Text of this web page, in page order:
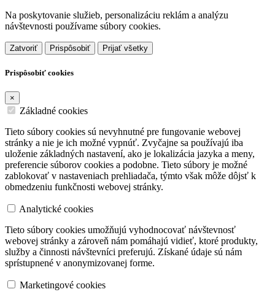
Na poskytovanie služieb, personalizáciu reklám a analýzu
návštevnosti používame súbory cookies.
Zatvoriť Prispôsobiť Prijať všetky
Prispôsobiť cookies
×
Základné cookies
Tieto súbory cookies sú nevyhnutné pre fungovanie webovej
stránky a nie je ich možné vypnúť. Zvyčajne sa používajú iba
uloženie základných nastavení, ako je lokalizácia jazyka a meny,
preferencie súborov cookies a podobne. Tieto súbory je možné
zablokovať v nastaveniach prehliadača, týmto však môže dôjsť k
obmedzeniu funkčnosti webovej stránky.
Analytické cookies
Tieto súbory cookies umožňujú vyhodnocovať návštevnosť
webovej stránky a zároveň nám pomáhajú vidieť, ktoré produkty,
služby a činnosti návštevníci preferujú. Získané údaje sú nám
sprístupnené v anonymizovanej forme.
Marketingové cookies